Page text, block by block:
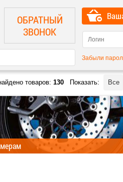
Забыли
ОБРАТНЫЙ
ЗВОНОК
Показать: Все
товаров: 130